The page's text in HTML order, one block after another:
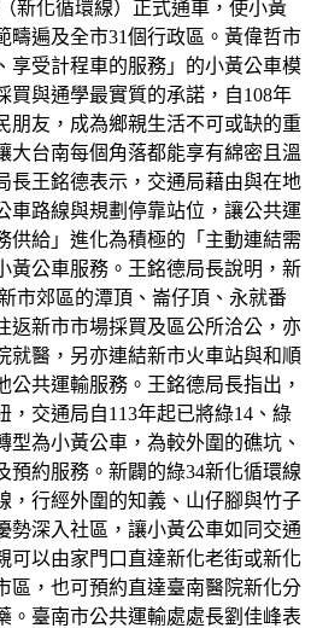
新化循環線）正式通車，使小黃
疇遍及全市31個行政區。黃偉哲市
享受計程車的服務」的小黃公車模
買與通學最實質的承諾，自108年
朋友，成為鄉親生活不可或缺的重
大台南每個角落都能享有綿密且溫
長王銘德表示，交通局藉由與在地
車路線與規劃停靠站位，讓公共運
供給」進化為積極的「主動連結需
黃公車服務。王銘德局長說明，新
市郊區的潭頂、崙仔頂、永就番
返新市市場採買及區公所洽公，亦
就醫，另亦連結新市火車站與和順
公共運輸服務。王銘德局長指出，
，交通局自113年起已將綠14、綠
型為小黃公車，為較外圍的礁坑、
預約服務。新闢的綠34新化循環線
，行經外圍的知義、山仔腳與竹子
勢深入社區，讓小黃公車如同交通
可以由家門口直達新化老街或新化
區，也可預約直達臺南醫院新化分
。臺南市公共運輸處處長劉佳峰表